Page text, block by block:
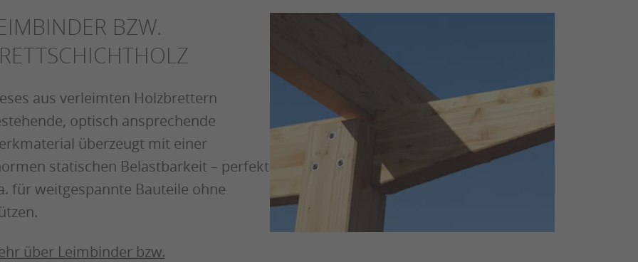
BZW.
aus verleimten Holzbrettern
optisch ansprechende
überzeugt mit einer
statischen Belastbarkeit – perfekt
für weitgespannte Bauteile ohne
über Leimbinder bzw.